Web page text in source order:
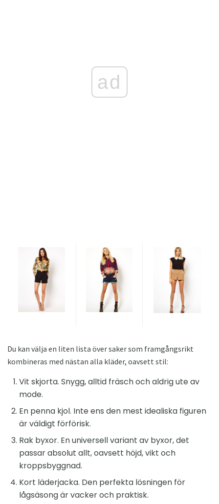
ad
Du kan välja en liten lista över saker som framgångsrikt
kombineras med nästan alla kläder, oavsett stil:
Vit skjorta. Snygg, alltid fräsch och aldrig ute av
mode.
En penna kjol. Inte ens den mest idealiska figuren
är väldigt förförisk.
Rak byxor. En universell variant av byxor, det
passar absolut allt, oavsett höjd, vikt och
kroppsbyggnad.
Kort läderjacka. Den perfekta lösningen för
lågsäsong är vacker och praktisk.